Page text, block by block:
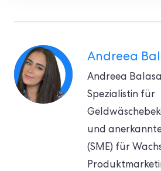
Andreea
Andreea
Spezialistin für
und
(SME) für